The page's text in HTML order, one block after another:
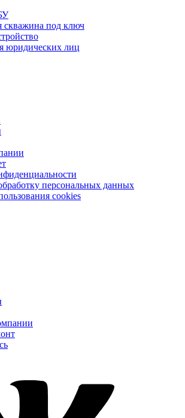
скважина под ключ
юридических лиц
персональных данных
cookies